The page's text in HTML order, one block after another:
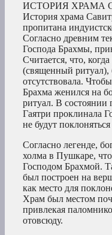
ИСТОРИЯ ХРАМА
История храма
пропитана
Согласно древним
Господа Брахмы,
Считается, что,
(священный ритуал),
отсутствовала.
Брахма женился на
ритуал. В состоянии
Гаятри проклинала
не будут
Согласно легенде,
холма в Пушкаре,
Господом Брахмой.
был построен на
как место для
Храм был местом
привлекая
отовсюду.